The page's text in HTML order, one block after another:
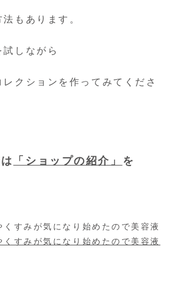
もあります。
しながら
クションを作ってみてくださ
「ショップの紹介」 を
すみが気になり始めたので美容液
くすみが気になり始めたので美容液